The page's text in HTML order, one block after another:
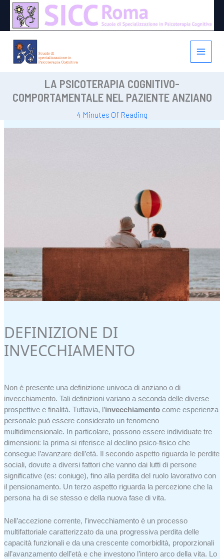
contenuto
LA PSICOTERAPIA COGNITIVO-
COMPORTAMENTALE NEL PAZIENTE ANZIANO
4 Minutes Of Reading
DEFINIZIONE DI
INVECCHIAMENTO
Non è presente una definizione univoca di anziano o di
invecchiamento. Tali definizioni variano a seconda delle diverse
prospettive e finalità. Tuttavia, l’invecchiamento come esperienza
personale può essere considerato un fenomeno
multidimensionale. In particolare, possono essere individuate tre
dimensioni: la prima si riferisce al declino psico-fisico che
consegue l’avanzare dell’età. Il secondo aspetto riguarda le perdite
sociali, dovute a diversi fattori che vanno dai lutti di persone
significative (es: coniuge), fino alla perdita del ruolo lavorativo con
il pensionamento. Un terzo aspetto riguarda la percezione che la
persona ha di se stesso e della nuova fase di vita.
Nell’accezione corrente, l’invecchiamento è un processo
multifattoriale caratterizzato da una progressiva perdita delle
capacità funzionali e da una crescente comorbidità, proporzionali
all’avanzamento dell’età e che investono l’intero arco della vita. Lo